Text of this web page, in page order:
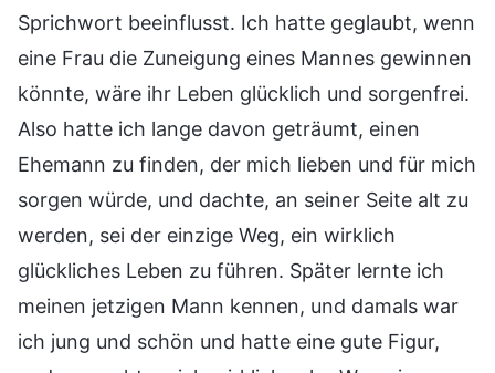
Sprichwort beeinflusst. Ich hatte geglaubt, wenn
eine Frau die Zuneigung eines Mannes gewinnen
könnte, wäre ihr Leben glücklich und sorgenfrei.
Also hatte ich lange davon geträumt, einen
Ehemann zu finden, der mich lieben und für mich
sorgen würde, und dachte, an seiner Seite alt zu
werden, sei der einzige Weg, ein wirklich
glückliches Leben zu führen. Später lernte ich
meinen jetzigen Mann kennen, und damals war
ich jung und schön und hatte eine gute Figur,